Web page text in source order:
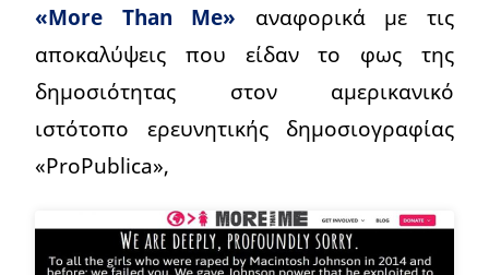
«More Than Me» αναφορικά με τις
αποκαλύψεις που είδαν το φως της
δημοσιότητας στον αμερικανικό
ιστότοπο ερευνητικής δημοσιογραφίας
«ProPublica»,